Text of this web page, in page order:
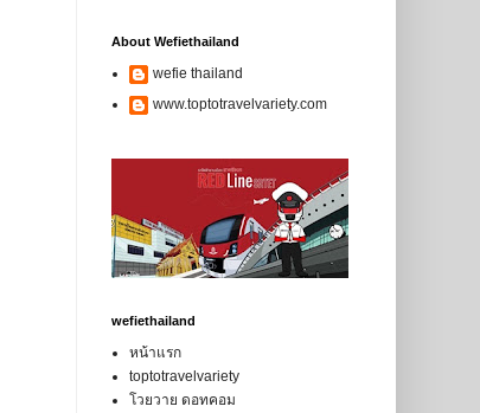
About Wefiethailand
wefie thailand
www.toptotravelvariety.com
wefiethailand
หน้าแรก
toptotravelvariety
โวยวาย ดอทคอม